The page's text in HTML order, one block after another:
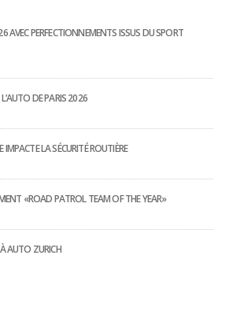
AVEC PERFECTIONNEMENTS ISSUS DU SPORT
DE PARIS 2026
IMPACTE LA SÉCURITÉ ROUTIÈRE
«ROAD PATROL TEAM OF THE YEAR»
AUTO ZURICH